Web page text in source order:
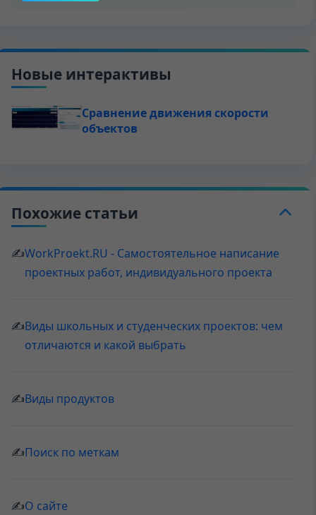
Новые интерактивы
Сравнение движения скорости
объектов
Похожие статьи
✍WorkProekt.RU - Самостоятельное написание
проектных работ, индивидуального проекта
✍Виды школьных и студенческих проектов: чем
отличаются и какой выбрать
✍Виды продуктов
✍Поиск по меткам
✍О сайте